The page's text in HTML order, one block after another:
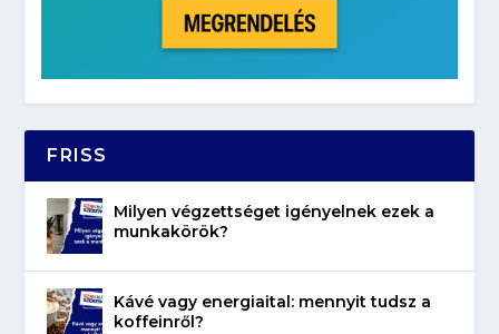
FRISS
Milyen végzettséget igényelnek ezek a
munkakörök?
Kávé vagy energiaital: mennyit tudsz a
koffeinről?